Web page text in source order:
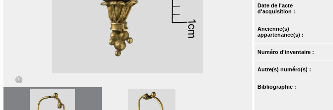
Date de l'acte
d'acquisition :
Ancienne(s)
appartenance(s) :
Numéro d'inventaire :
Autre(s) numéro(s) :
Bibliographie :